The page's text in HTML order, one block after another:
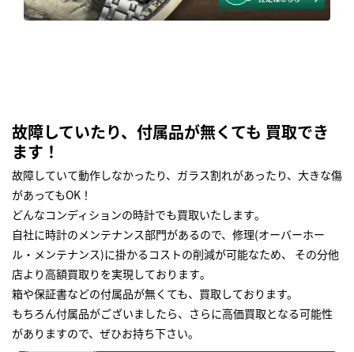
故障していたり、付属品が無くても 買取でき
ます！
故障していて動作しなかったり、ガラス割れがあったり、大きな傷
があってもOK！
どんなコンディションの時計でも買取いたします｡
自社に時計のメンテナンス部門があるので、修理(オーバーホー
ル・メンテナンス)に掛かるコストの削減が可能なため、 その分他
店より高額買取りを実現しております｡
箱や保証書などの付属品が無くても、買取しております。
もちろん付属品がございましたら、さらに高価買取となる可能性
がありますので、ぜひお持ち下さい｡